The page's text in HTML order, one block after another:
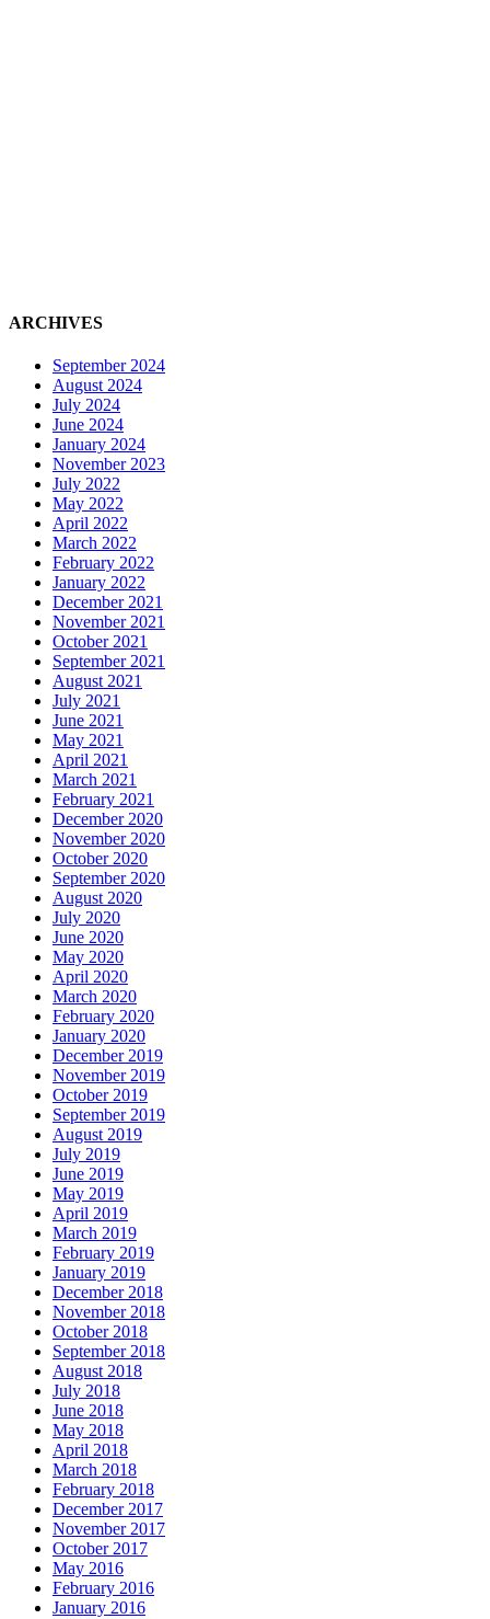
ARCHIVES
September 2024
August 2024
July 2024
June 2024
January 2024
November 2023
July 2022
May 2022
April 2022
March 2022
February 2022
January 2022
December 2021
November 2021
October 2021
September 2021
August 2021
July 2021
June 2021
May 2021
April 2021
March 2021
February 2021
December 2020
November 2020
October 2020
September 2020
August 2020
July 2020
June 2020
May 2020
April 2020
March 2020
February 2020
January 2020
December 2019
November 2019
October 2019
September 2019
August 2019
July 2019
June 2019
May 2019
April 2019
March 2019
February 2019
January 2019
December 2018
November 2018
October 2018
September 2018
August 2018
July 2018
June 2018
May 2018
April 2018
March 2018
February 2018
December 2017
November 2017
October 2017
May 2016
February 2016
January 2016